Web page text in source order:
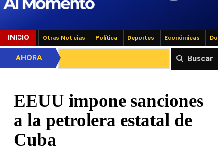
INICIO Otras Noticias Política Deportes Económicas
Buscar
AHORA
EEUU impone sanciones
a la petrolera estatal de
Cuba